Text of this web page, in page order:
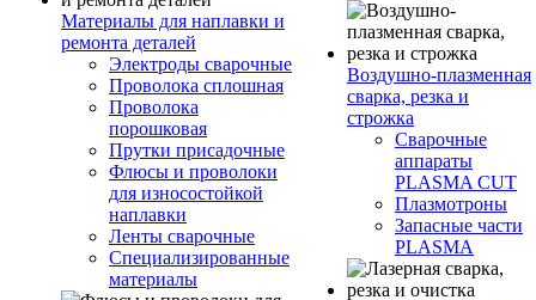
Материалы для наплавки и
ремонта деталей
Электроды сварочные
Проволока сплошная
Проволока
порошковая
Прутки присадочные
Флюсы и проволоки
для износостойкой
наплавки
Ленты сварочные
Специализированные
материалы
Воздушно-плазменная
сварка, резка и
строжка
Сварочные
аппараты
PLASMA CUT
Плазмотроны
Запасные части
PLASMA